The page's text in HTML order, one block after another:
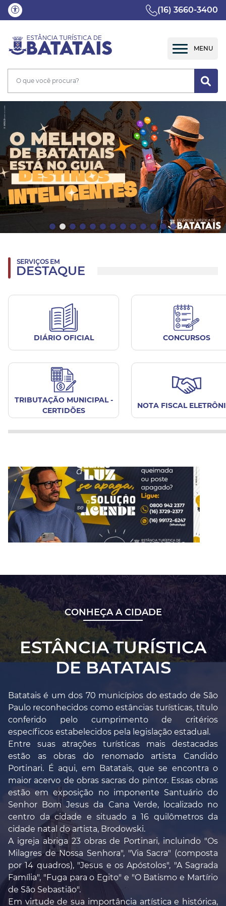
(16) 3660-3400
SERVIÇOS EM
DESTAQUE
DIÁRIO OFICIAL CONCURSOS
TRIBUTAÇÃO MUNICIPAL -
CERTIDÕES
NOTA FISCAL
CONHEÇA A CIDADE
ESTÂNCIA TURÍSTICA
DE BATATAIS
Batatais é um dos 70 municípios do estado de São
Paulo reconhecidos como estâncias turísticas, título
conferido pelo cumprimento de critérios
específicos estabelecidos pela legislação estadual.
Entre suas atrações turísticas mais destacadas
estão as obras do renomado artista Candido
Portinari. É aqui, em Batatais, que se encontra o
maior acervo de obras sacras do pintor. Essas obras
estão em exposição no imponente Santuário do
Senhor Bom Jesus da Cana Verde, localizado no
centro da cidade e situado a 16 quilômetros da
cidade natal do artista, Brodowski.
A igreja abriga 23 obras de Portinari, incluindo "Os
Milagres de Nossa Senhora", "Via Sacra" (composta
por 14 quadros), "Jesus e os Apóstolos", "A Sagrada
Família", "Fuga para o Egito" e "O Batismo e Martírio
de São Sebastião".
Em virtude de sua importância artística e histórica,